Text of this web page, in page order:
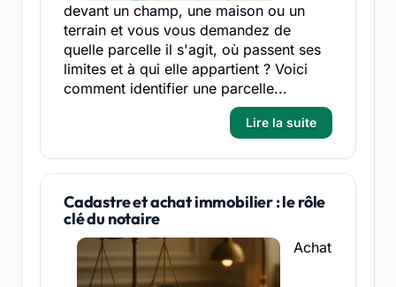
devant un champ, une maison ou un
terrain et vous vous demandez de
quelle parcelle il s'agit, où passent ses
limites et à qui elle appartient ? Voici
comment identifier une parcelle...
Lire la suite
Cadastre et achat immobilier : le rôle
clé du notaire
Achat